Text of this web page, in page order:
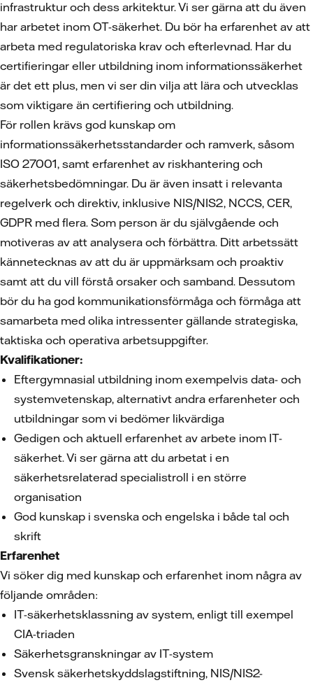
infrastruktur och dess arkitektur. Vi ser gärna att du även
har arbetet inom OT-säkerhet. Du bör ha erfarenhet av att
arbeta med regulatoriska krav och efterlevnad. Har du
certifieringar eller utbildning inom informationssäkerhet
är det ett plus, men vi ser din vilja att lära och utvecklas
som viktigare än certifiering och utbildning.
För rollen krävs god kunskap om
informationssäkerhetsstandarder och ramverk, såsom
ISO 27001, samt erfarenhet av riskhantering och
säkerhetsbedömningar. Du är även insatt i relevanta
regelverk och direktiv, inklusive NIS/NIS2, NCCS, CER,
GDPR med flera. Som person är du självgående och
motiveras av att analysera och förbättra. Ditt arbetssätt
kännetecknas av att du är uppmärksam och proaktiv
samt att du vill förstå orsaker och samband. Dessutom
bör du ha god kommunikationsförmåga och förmåga att
samarbeta med olika intressenter gällande strategiska,
taktiska och operativa arbetsuppgifter.
Kvalifikationer:
Eftergymnasial utbildning inom exempelvis data- och
systemvetenskap, alternativt andra erfarenheter och
utbildningar som vi bedömer likvärdiga
Gedigen och aktuell erfarenhet av arbete inom IT-
säkerhet. Vi ser gärna att du arbetat i en
säkerhetsrelaterad specialistroll i en större
organisation
God kunskap i svenska och engelska i både tal och
skrift
Erfarenhet
Vi söker dig med kunskap och erfarenhet inom några av
följande områden:
IT-säkerhetsklassning av system, enligt till exempel
CIA-triaden
Säkerhetsgranskningar av IT-system
Svensk säkerhetskyddslagstiftning, NIS/NIS2-